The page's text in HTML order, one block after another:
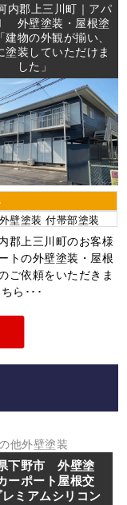
内郡上三川町｜アパ
外壁塗装・屋根塗
物の外観が揃い、
塗装していただけま
した」
壁塗装 付帯部塗装
郡上三川町のお客様
トの外壁塗装・屋根
ご依頼をいただきま
ら･･･
他外壁塗装
下野市 外壁塗
ーポート屋根交
ミアムシリコン